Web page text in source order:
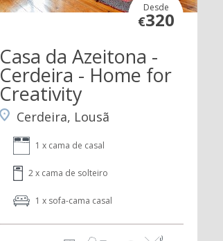
Desde
€320
Casa da Azeitona -
Cerdeira - Home for
Creativity
Cerdeira, Lousã
1 x cama de casal
2 x cama de solteiro
1 x sofa-cama casal